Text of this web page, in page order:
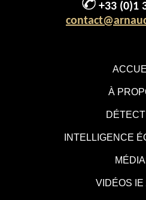
À
INTELLIGENCE
VIDÉOS IE
+33 (0)1